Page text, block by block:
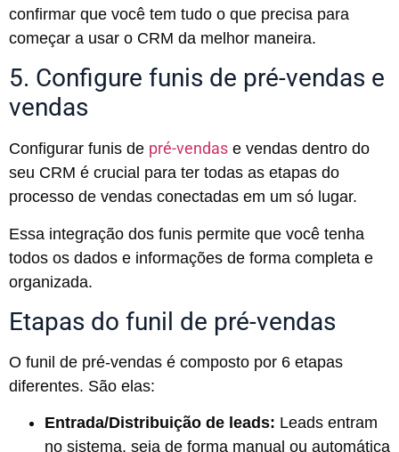
confirmar que você tem tudo o que precisa para
começar a usar o CRM da melhor maneira.
5. Configure funis de pré-vendas e
vendas
Configurar funis de pré-vendas e vendas dentro do
seu CRM é crucial para ter todas as etapas do
processo de vendas conectadas em um só lugar.
Essa integração dos funis permite que você tenha
todos os dados e informações de forma completa e
organizada.
Etapas do funil de pré-vendas
O funil de pré-vendas é composto por 6 etapas
diferentes. São elas:
Entrada/Distribuição de leads: Leads entram
no sistema, seja de forma manual ou automática